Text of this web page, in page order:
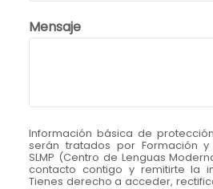
Mensaje
Información básica de
serán tratados por Formación
SLMP (Centro de Lenguas
contacto contigo y remitirte la
Tienes derecho a acceder,